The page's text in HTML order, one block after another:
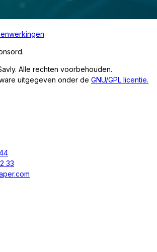
Alle rechten voorbehouden.
uitgegeven onder de GNU/GPL licentie.
33